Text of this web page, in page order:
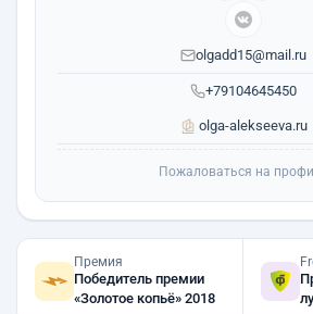
+79104645450
olgadd15@mail.ru
olga-alekseeva.ru
Пожаловаться на
Премия
Победитель премии
«Золотое копьё» 2018